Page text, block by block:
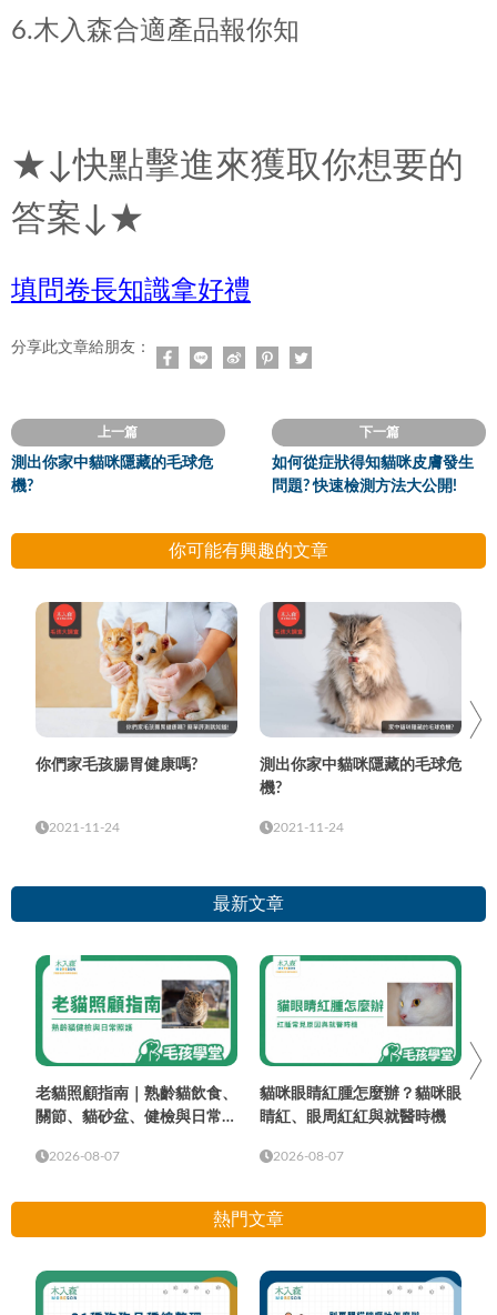
6.木入森合適產品報你知
★↓快點擊進來獲取你想要的
答案↓★
填問卷長知識拿好禮
分享此文章給朋友：
上一篇
測出你家中貓咪隱藏的毛球危
機?
下一篇
如何從症狀得知貓咪皮膚發生
問題? 快速檢測方法大公開!
你可能有興趣的文章
你們家毛孩腸胃健康嗎?
2021-11-24
測出你家中貓咪隱藏的毛球危
機?
2021-11-24
最新文章
老貓照顧指南｜熟齡貓飲食、
關節、貓砂盆、健檢與日常照
2026-08-07
貓咪眼睛紅腫怎麼辦？貓咪眼
睛紅、眼周紅紅與就醫時機
2026-08-07
熱門文章